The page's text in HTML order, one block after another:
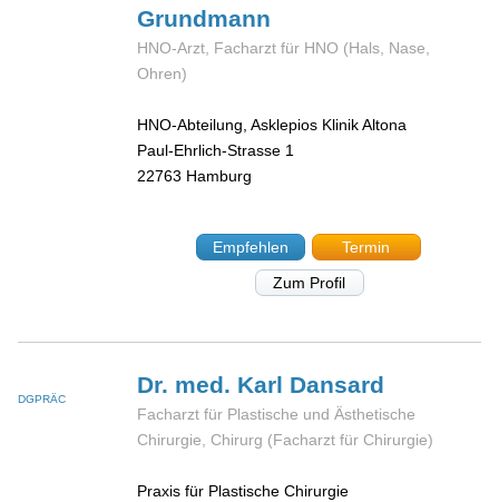
Grundmann
HNO-Arzt, Facharzt für HNO (Hals, Nase,
Ohren)
HNO-Abteilung, Asklepios Klinik Altona
Paul-Ehrlich-Strasse 1
22763 Hamburg
Empfehlen
Termin
Zum Profil
DGPRÄC
Dr. med. Karl Dansard
Facharzt für Plastische und Ästhetische
Chirurgie, Chirurg (Facharzt für Chirurgie)
Praxis für Plastische Chirurgie